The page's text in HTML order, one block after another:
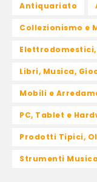
Antiquariato
Collezionismo e
Libri, Musica,
Mobili e
PC, Tablet e
Prodotti Tipici,
Strumenti